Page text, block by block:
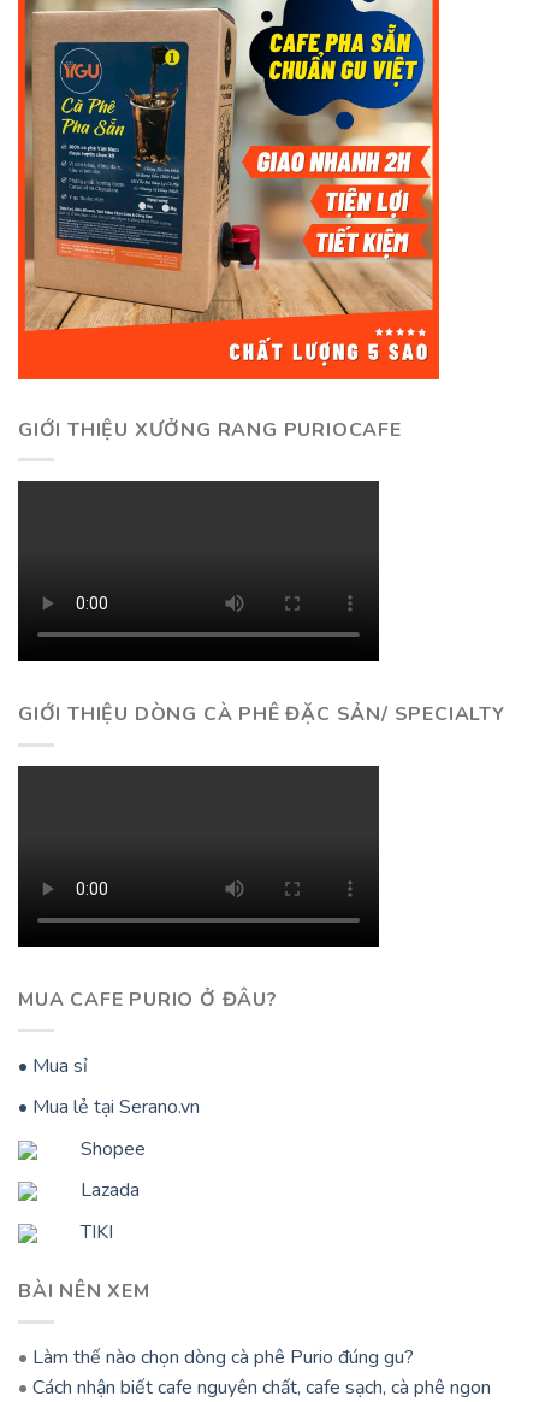
GIỚI THIỆU XƯỞNG RANG PURIOCAFE
GIỚI THIỆU DÒNG CÀ PHÊ ĐẶC SẢN/ SPECIALTY
MUA CAFE PURIO Ở ĐÂU?
• Mua sỉ
• Mua lẻ tại Serano.vn
Shopee
Lazada
TIKI
BÀI NÊN XEM
• Làm thế nào chọn dòng cà phê Purio đúng gu?
• Cách nhận biết cafe nguyên chất, cafe sạch, cà phê ngon